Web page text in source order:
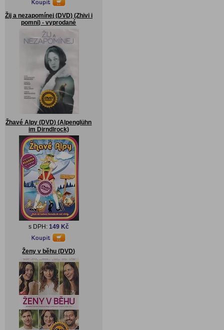
Žij a nezapomínej (DVD) (Zhivi i
pomni) - vyprodané
Žhavé Alpy (DVD) (Alpenglühn
im Dirndlrock)
s DPH: 149 Kč
Ženy v běhu (DVD)